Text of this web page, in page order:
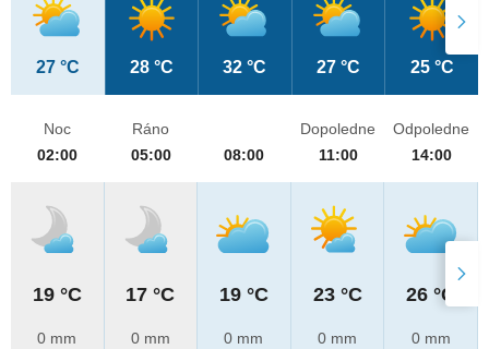
27 °C 28 °C 32 °C 27 °C 25 °C
Noc
02:00
19 °C
0 mm
Ráno
05:00
17 °C
0 mm
08:00
19 °C
0 mm
Dopoledne
11:00
23 °C
0 mm
Odpoledne
14:00
26 °C
0 mm